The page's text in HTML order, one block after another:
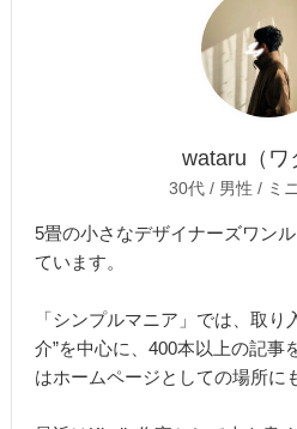
wataru（ワ
30代 / 男性 / ミ
5畳の小さなデザイナーズワン
ています。
「シンプルマニア」では、取り
介”を中心に、400本以上の記事
はホームページとしての場所に